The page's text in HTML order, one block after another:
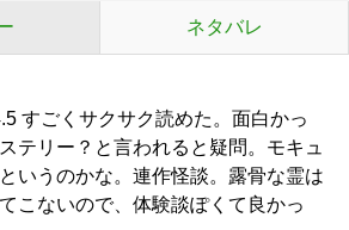
ネタバレ
ごくサクサク読めた。面白かっ
テリー？と言われると疑問。モキュ
いうのかな。連作怪談。露骨な霊は
こないので、体験談ぽくて良かっ